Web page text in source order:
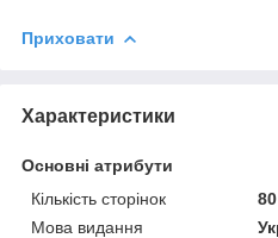
Приховати
Характеристики
Основні атрибути
Кількість сторінок
80
Мова видання